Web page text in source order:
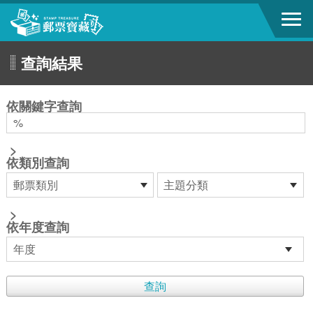
跳到主要內容區塊
查詢結果
依關鍵字查詢
>
依類別查詢
>
依年度查詢